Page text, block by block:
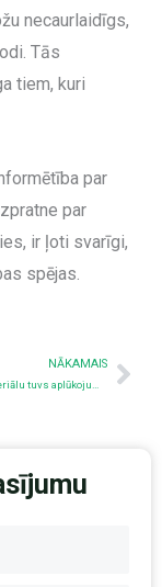
necaurlaidīgs,
Tās
tiem, kuri
par
par
ir ļoti svarīgi,
spējas.
NĀKAMAIS